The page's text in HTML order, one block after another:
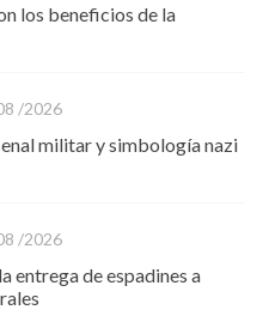
los beneficios de la
/2026
militar y simbología nazi
/2026
entrega de espadines a